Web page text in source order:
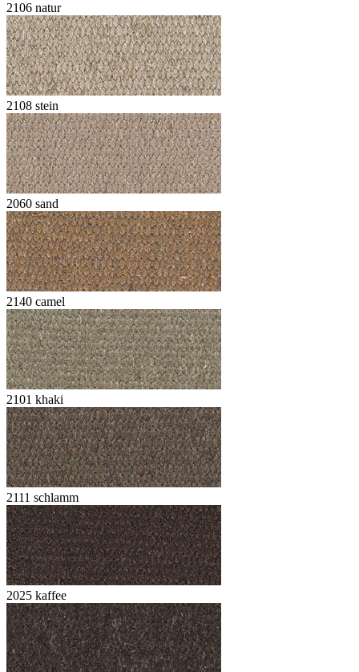
2106 natur
2108 stein
2060 sand
2140 camel
2101 khaki
2111 schlamm
2025 kaffee